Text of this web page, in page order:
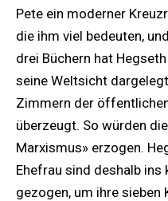
Pete ein moderner
die ihm viel bedeuten,
drei Büchern hat
seine Weltsicht
Zimmern der
überzeugt. So würden
Marxismus» erzogen.
Ehefrau sind deshalb ins
gezogen, um ihre sieben